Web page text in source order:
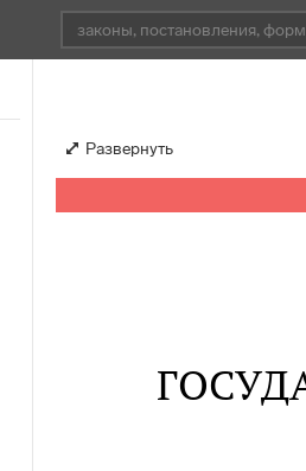
Развернуть